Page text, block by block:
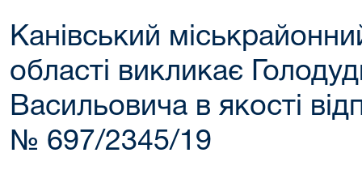
Канівський
області викликає
Васильовича в якості
№ 697/2345/19